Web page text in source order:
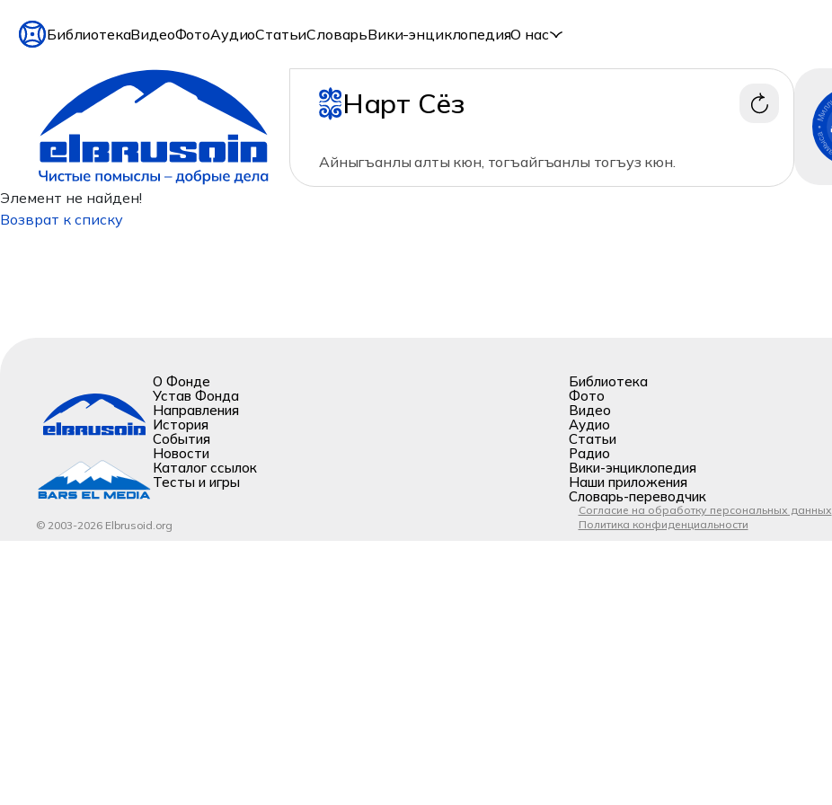
БиблиотекаВидеоФотоАудиоСтатьиСловарьВики-энциклопедияО нас
Нарт Сёз
Айныгъанлы алты кюн, тогъайгъанлы тогъуз кюн.
Элемент не найден!
Возврат к списку
О Фонде
Устав Фонда
Направления
История
События
Новости
Каталог ссылок
Тесты и игры
Библиотека
Фото
Видео
Аудио
Статьи
Радио
Вики-энциклопедия
Наши приложения
Словарь-переводчик
© 2003-2026 Elbrusoid.org
Согласие на обработку персональных данных
Политика конфиденциальности